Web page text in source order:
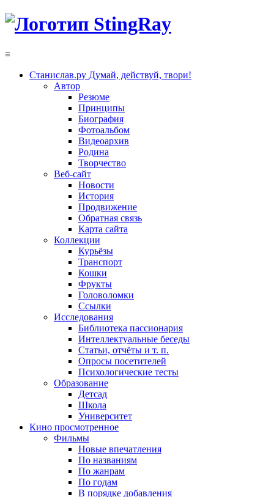
≡
Станислав.ру Думай, действуй, твори!
Автор
Резюме
Принципы
Биография
Фотоальбом
Видеоархив
Родина
Творчество
Веб-сайт
Новости
История
Продвижение
Обратная связь
Карта сайта
Коллекции
Курьёзы
Транспорт
Кошки
Фрукты
Головоломки
Ссылки
Исследования
Библиотека пассионария
Интеллектуальные беседы
Статьи, отчёты и т. п.
Опросы посетителей
Психологические тесты
Образование
Детсад
Школа
Университет
Кино просмотренное
Фильмы
Новые впечатления
По названиям
По жанрам
По годам
В порядке добавления